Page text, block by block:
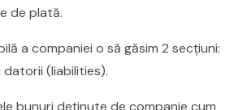
de plată.
a companiei o să găsim 2 secțiuni:
(liabilities).
bunuri deținute de companie cum